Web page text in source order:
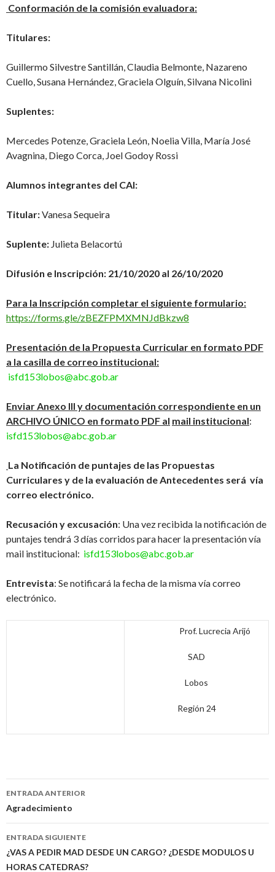
Conformación de la comisión evaluadora:
Titulares:
Guillermo Silvestre Santillán, Claudia Belmonte, Nazareno
Cuello, Susana Hernández, Graciela Olguín, Silvana Nicolini
Suplentes:
Mercedes Potenze, Graciela León, Noelia Villa, María José
Avagnina, Diego Corca, Joel Godoy Rossi
Alumnos integrantes del CAI:
Titular:Vanesa Sequeira
Suplente: Julieta Belacortú
Difusión e Inscripción: 21/10/2020 al 26/10/2020
Para la Inscripción completar el siguiente formulario:
https://forms.gle/zBEZFPMXMNJdBkzw8
Presentación de la Propuesta Curricular en formato PDF
a la casilla de correo institucional:
isfd153lobos@abc.gob.ar
Enviar Anexo III y documentación correspondiente en un
ARCHIVO ÚNICO en formato PDF al mail institucional:
isfd153lobos@abc.gob.ar
La Notificación de puntajes de las Propuestas
Curriculares y de la evaluación de Antecedentes será vía
correo electrónico.
Recusación y excusación: Una vez recibida la notificación de
puntajes tendrá 3 días corridos para hacer la presentación vía
mail institucional: isfd153lobos@abc.gob.ar
Entrevista: Se notificará la fecha de la misma vía correo
electrónico.
Prof. Lucrecia Arijó
SAD
Lobos
Región 24
Navegación
de
entradas
ENTRADA ANTERIOR
Agradecimiento
ENTRADA SIGUIENTE
¿VAS A PEDIR MAD DESDE UN CARGO? ¿DESDE MODULOS U
HORAS CATEDRAS?